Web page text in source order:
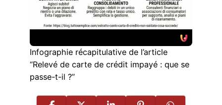
Infographie récapitulative de l’article
“Relevé de carte de crédit impayé : que se
passe-t-il ?”